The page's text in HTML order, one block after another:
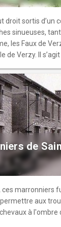
droit sortis d’un
sinueuses,
les Faux de
de Verzy. Il
les
des Pins ou
environnement
reçoit des
pour
de
ces marronniers
permettre aux
à l'ombre